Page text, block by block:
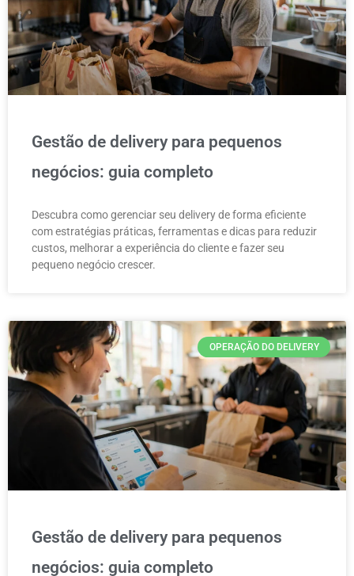
Gestão de delivery para pequenos
negócios: guia completo
Descubra como gerenciar seu delivery de forma eficiente
com estratégias práticas, ferramentas e dicas para reduzir
custos, melhorar a experiência do cliente e fazer seu
pequeno negócio crescer.
OPERAÇÃO DO DELIVERY
Gestão de delivery para pequenos
negócios: guia completo